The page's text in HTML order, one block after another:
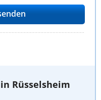
Rüsselsheim